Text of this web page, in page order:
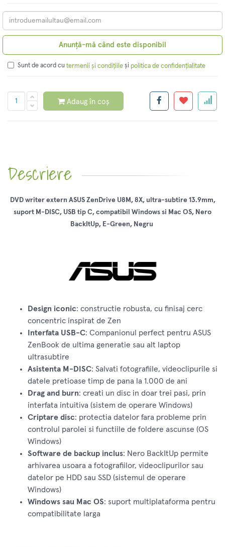
Anunță-mă când este disponibil
Sunt de acord cu termenii și condițiile și politica de confidențialitate
Adaug în coș
Descriere
DVD writer extern ASUS ZenDrive U8M, 8X, ultra-subtire 13.9mm,
suport M-DISC, USB tip C, compatibil Windows si Mac OS, Nero
BackItUp, E-Green, Negru
Design iconic: constructie robusta, cu finisaj cerc
concentric inspirat de Zen
Interfata USB-C: Companionul perfect pentru ASUS
ZenBook de ultima generatie sau alt laptop
ultrasubtire
Asistenta M-DISC: Salvati fotografiile, videoclipurile si
datele pretioase timp de pana la 1.000 de ani
Drag and burn: creati un disc in doar trei pasi, prin
interfata intuitiva (sistem de operare Windows)
Criptare disc: protectia datelor fara probleme prin
controlul parolei si functiile de foldere ascunse (OS
Windows)
Software de backup inclus: Nero BackItUp permite
arhivarea usoara a fotografiilor, videoclipurilor sau
datelor pe HDD sau SSD (sistemul de operare
Windows)
Windows sau Mac OS: suport multiplataforma pentru
compatibilitate larga